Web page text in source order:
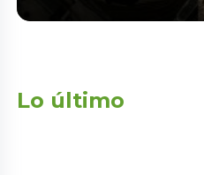
Lo último